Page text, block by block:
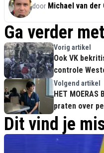
door Michael van der
Ga verder
Vorig artikel
Ook VK
controle
Volgend artikel
HET
praten over
Dit vind je